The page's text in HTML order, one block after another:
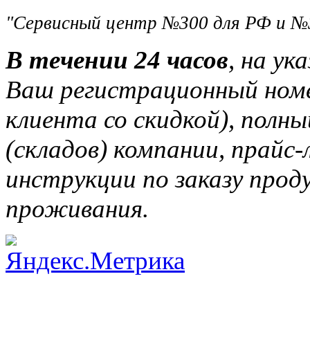
"Сервисный центр №300 для РФ и
В течении 24 часов, на
Ваш регистрационный
клиента со скидкой),
(складов) компании,
инструкции по заказу
проживания.